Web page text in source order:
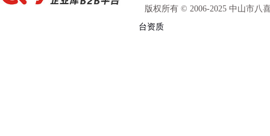
版权所有 © 2006-2025 中山市八
台资质